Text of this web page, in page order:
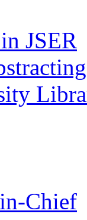
JSER
Chief